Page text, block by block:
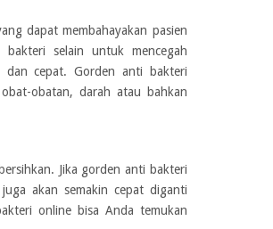
dapat membahayakan pasien
selain untuk mencegah
dan cepat. Gorden anti bakteri
obatan, darah atau bahkan
Jika gorden anti bakteri
akan semakin cepat diganti
online bisa Anda temukan